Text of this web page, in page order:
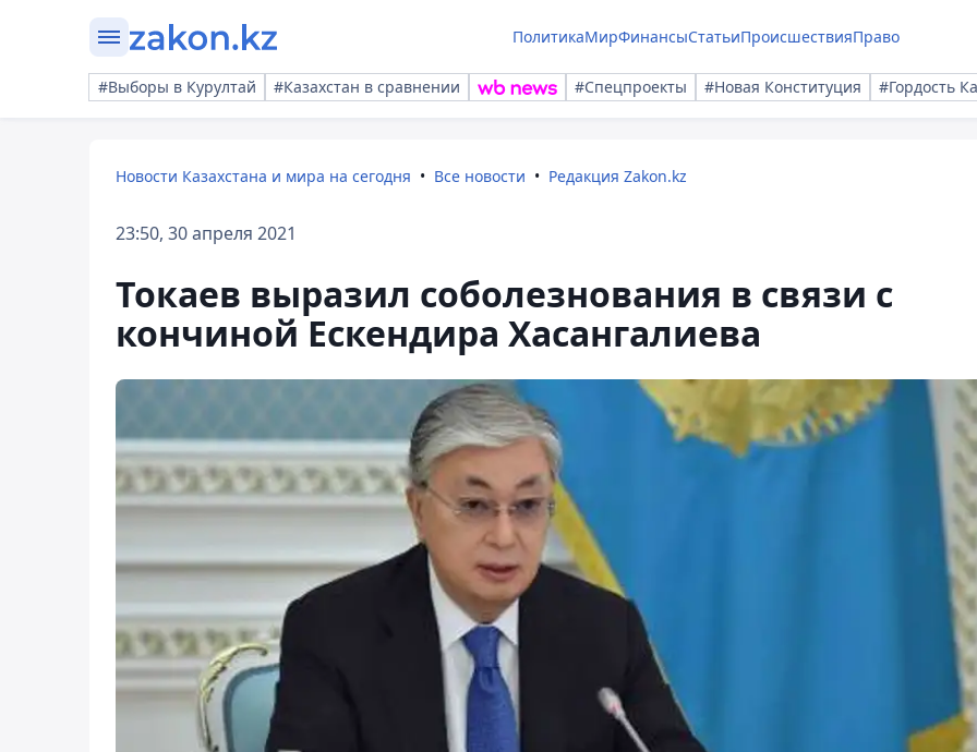
ПолитикаМирФинансыСтатьиПроисшествияПраво
#Выборы в Курултай #Казахстан в сравнении #Спецпроекты #Новая Конституция #Гордость
Новости Казахстана и мира на сегодня Все новости Редакция Zakon.kz
23:50, 30 апреля 2021
Токаев выразил соболезнования в связи с
кончиной Ескендира Хасангалиева